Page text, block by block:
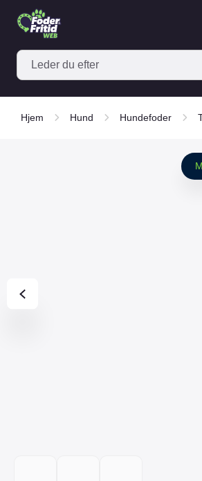
Hjem Hund Hundefoder